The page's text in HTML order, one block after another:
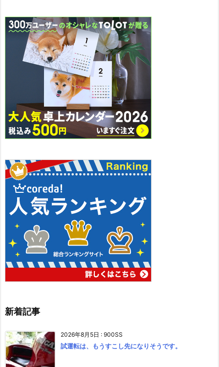
新着記事
2026年8月5日 : 900SS
試運転は、もうすこし先になりそうです。